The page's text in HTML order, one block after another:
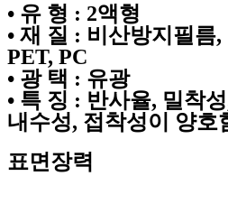
• 유 형 : 2액형
• 재 질 : 비산방지필름
PET, PC
• 광 택 : 유광
• 특 징 : 반사율, 밀착
내수성, 접착성이 양호
표면장력